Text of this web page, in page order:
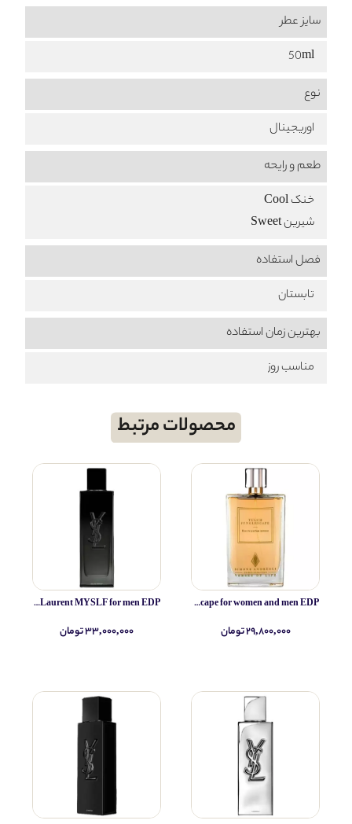
سایز عطر
50ml
نوع
اوریجینال
طعم‌ و رایحه
خنک Cool
شیرین Sweet
فصل استفاده
تابستان
بهترین زمان استفاده
مناسب روز
محصولات مرتبط
Simone Andreoli Tulum Junglescape for women and men EDP
۲۹,۸۰۰,۰۰۰ تومان
Yves Saint Laurent MYSLF for men EDP
۳۳,۰۰۰,۰۰۰ تومان